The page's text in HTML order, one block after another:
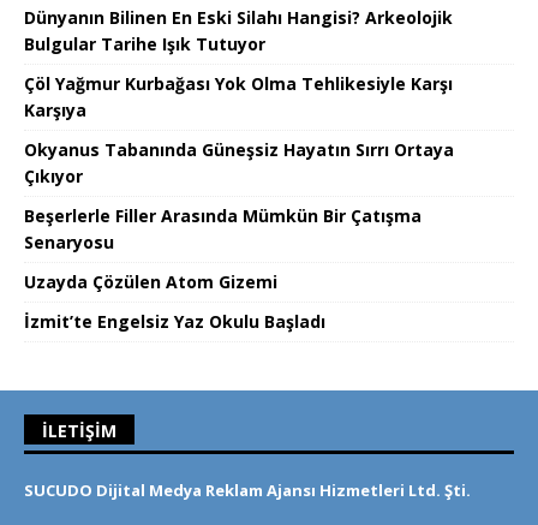
Dünyanın Bilinen En Eski Silahı Hangisi? Arkeolojik
Bulgular Tarihe Işık Tutuyor
Çöl Yağmur Kurbağası Yok Olma Tehlikesiyle Karşı
Karşıya
Okyanus Tabanında Güneşsiz Hayatın Sırrı Ortaya
Çıkıyor
Beşerlerle Filler Arasında Mümkün Bir Çatışma
Senaryosu
Uzayda Çözülen Atom Gizemi
İzmit’te Engelsiz Yaz Okulu Başladı
İLETIŞIM
SUCUDO Dijital Medya Reklam Ajansı Hizmetleri Ltd. Şti.